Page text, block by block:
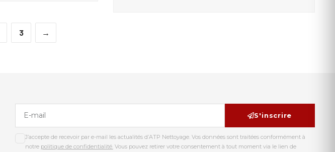
3 →
J’accepte de recevoir par e-mail les actualités d’ATP Nettoyage. Vos données sont traitées conformément à
notre politique de confidentialité.Vous pouvez retirer votre consentement à tout moment via le lien de
S'inscrire